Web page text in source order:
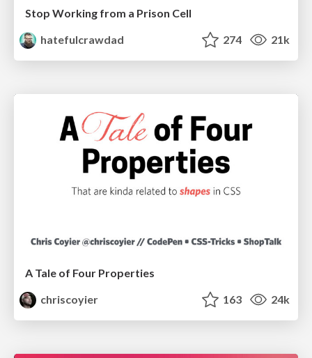
Stop Working from a Prison Cell
hatefulcrawdad
274 21k
A Tale of Four Properties
chriscoyier
163 24k